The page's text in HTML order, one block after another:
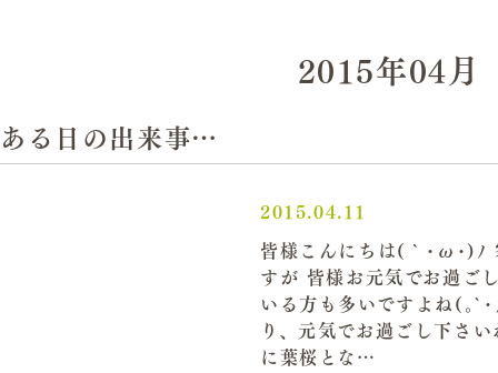
2015年04月
ある日の出来事…
2015.04.11
皆様こんにちは(｀･ω･)ﾉ
すが 皆様お元気でお過ご
いる方も多いですよね(｡
り、元気でお過ごし下さ
に葉桜とな…